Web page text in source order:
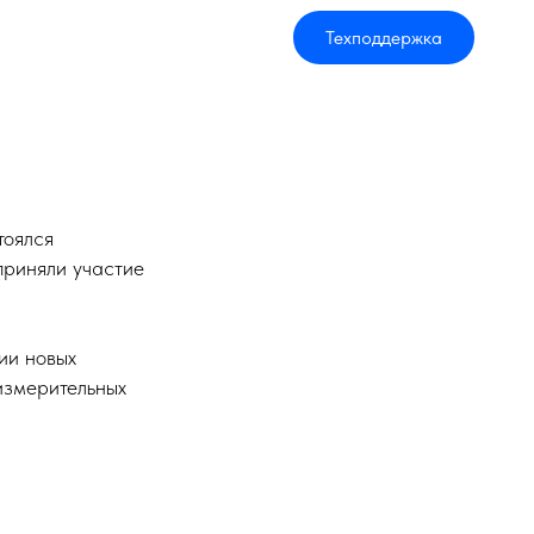
участие
новых